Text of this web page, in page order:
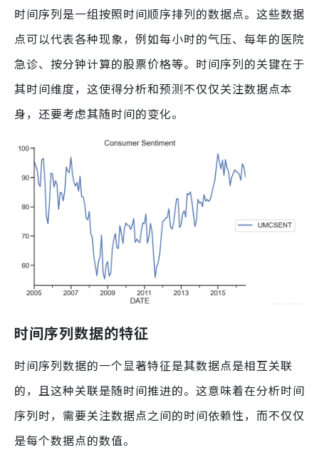
时间序列是一组按照时间顺序排列的数据点。这些数据
点可以代表各种现象，例如每小时的气压、每年的医院
急诊、按分钟计算的股票价格等。时间序列的关键在于
其时间维度，这使得分析和预测不仅仅关注数据点本
身，还要考虑其随时间的变化。
时间序列数据的特征
时间序列数据的一个显著特征是其数据点是相互关联
的，且这种关联是随时间推进的。这意味着在分析时间
序列时，需要关注数据点之间的时间依赖性，而不仅仅
是每个数据点的数值。